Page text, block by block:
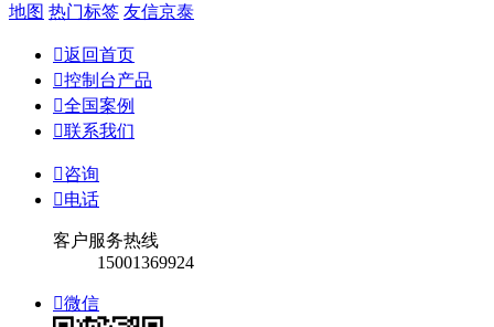
地图 热门标签 友信京泰
返回首页
控制台产品
全国案例
联系我们
咨询
电话
客户服务热线
15001369924
微信